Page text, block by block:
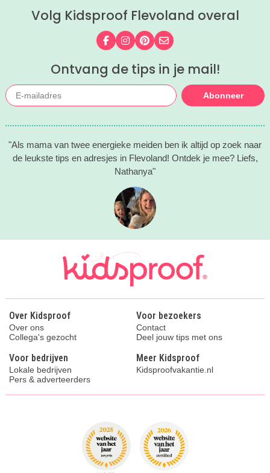
Volg Kidsproof Flevoland overal
Volg ons op Facebook
Volg ons op Instagram
Volg ons op Pinterest
Mail ons
Ontvang de tips in je mail!
Abonneer
"Als mama van twee energieke meiden ben ik altijd op zoek naar
de leukste tips en adresjes in Flevoland! Ontdek je mee? Liefs,
Nathanya"
Over Kidsproof
Over ons
Collega's gezocht
Voor bezoekers
Contact
Deel jouw tips met ons
Voor bedrijven
Lokale bedrijven
Pers & adverteerders
Meer Kidsproof
Kidsproofvakantie.nl